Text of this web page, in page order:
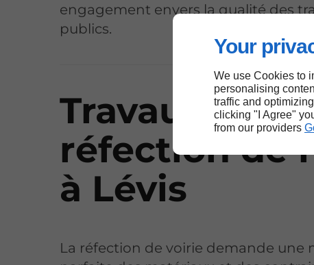
Your
We use Cookies to
personalising
traffic and
clicking "I Agree"
from our providers
engagement envers la qualité des
publics.
Travaux de
réfection de
à Lévis
La réfection de voirie demande une